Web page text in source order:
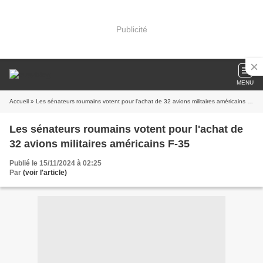
Publicité
MENU
Accueil » Les sénateurs roumains votent pour l'achat de 32 avions militaires américains F-35
Les sénateurs roumains votent pour l'achat de
32 avions militaires américains F-35
Publié le 15/11/2024 à 02:25
Par (voir l'article)